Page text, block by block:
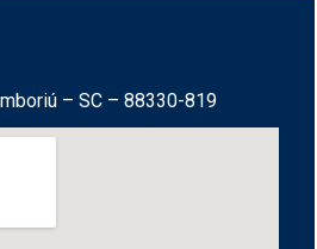
– SC – 88330-819